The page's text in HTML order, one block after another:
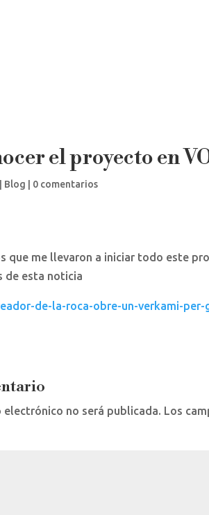
el proyecto en
| Blog | 0 comentarios
que me llevaron a iniciar todo este
de esta noticia
de-la-roca-obre-un-verkami-per-
electrónico no será publicada. Los